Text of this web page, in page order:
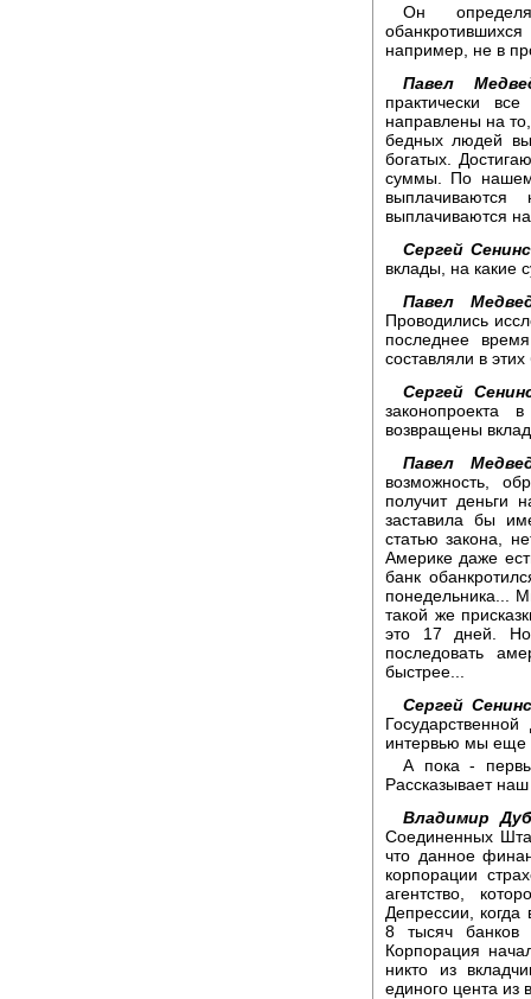
Он
например, не в
Павел
практически
направлены на
бедных людей
богатых.
суммы. По
выплачиваются
Сергей
вклады, на какие
Павел
Проводились
последнее
составляли в
Сергей
законопроекта
возвращены
Павел
возможность,
получит деньги
заставила бы
статью закона,
Америке даже
банк
понедельника...
такой же
это 17 дней.
последовать
быстрее...
Сергей
интервью мы еще
А пока -
Рассказывает
Владимир
Соединенных
что данное
корпорации
агентство,
Депрессии, когда
8 тысяч банков
Корпорация
никто из
единого цента из